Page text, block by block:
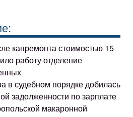
капремонта стоимостью 15
работу отделение
в судебном порядке добилась
задолженности по зарплате
макаронной